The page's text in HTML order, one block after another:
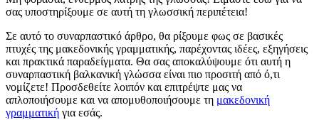
σας υποστηρίξουμε σε αυτή τη γλωσσική περιπέτεια!
Σε αυτό το συναρπαστικό άρθρο, θα ρίξουμε φως σε βασικές
πτυχές της μακεδονικής γραμματικής, παρέχοντας ιδέες, εξηγήσεις
και πρακτικά παραδείγματα. Θα σας αποκαλύψουμε ότι αυτή η
συναρπαστική βαλκανική γλώσσα είναι πιο προσιτή από ό,τι
νομίζετε! Προσδεθείτε λοιπόν και επιτρέψτε μας να
απλοποιήσουμε και να απομυθοποιήσουμε τη μακεδονική
γραμματική για εσάς.